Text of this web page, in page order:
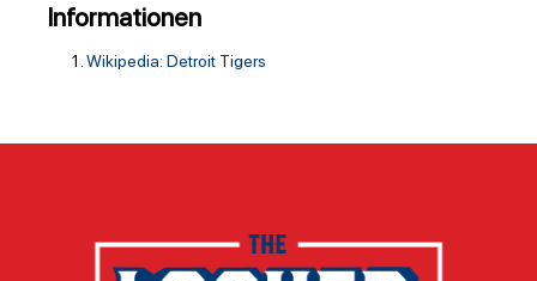
Informationen
Wikipedia: Detroit Tigers